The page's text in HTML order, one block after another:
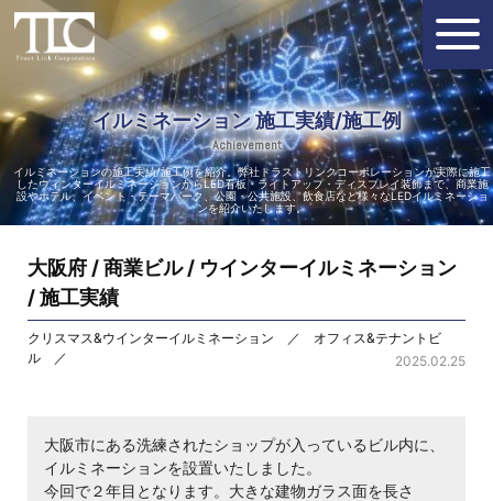
イルミネーション 施工実績/施工例
Achievement
イルミネーションの施工実績/施工例を紹介。弊社トラストリンクコーポレーションが実際に施工
したウィンターイルミネーションからLED看板・ライトアップ・ディスプレイ装飾まで、商業施
設やホテル、イベント・テーマパーク、公園・公共施設、飲食店など様々なLEDイルミネーショ
ンを紹介いたします。
大阪府 / 商業ビル / ウインターイルミネーション
/ 施工実績
クリスマス&ウインターイルミネーション ／ オフィス&テナントビ
ル ／
2025.02.25
大阪市にある洗練されたショップが入っているビル内に、
イルミネーションを設置いたしました。
今回で２年目となります。大きな建物ガラス面を長さ